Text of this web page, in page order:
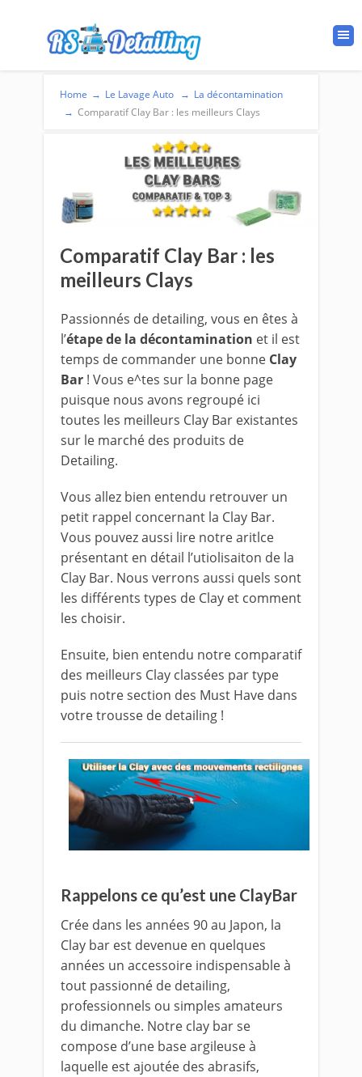
Home → Le Lavage Auto → La décontamination
→ Comparatif Clay Bar : les meilleurs Clays
Comparatif Clay Bar : les
meilleurs Clays
Passionnés de detailing, vous en êtes à
l’étape de la décontamination et il est
temps de commander une bonne Clay
Bar ! Vous e^tes sur la bonne page
puisque nous avons regroupé ici
toutes les meilleurs Clay Bar existantes
sur le marché des produits de
Detailing.
Vous allez bien entendu retrouver un
petit rappel concernant la Clay Bar.
Vous pouvez aussi lire notre aritlce
présentant en détail l’utiolisaiton de la
Clay Bar. Nous verrons aussi quels sont
les différents types de Clay et comment
les choisir.
Ensuite, bien entendu notre comparatif
des meilleurs Clay classées par type
puis notre section des Must Have dans
votre trousse de detailing !
Rappelons ce qu’est une ClayBar
Crée dans les années 90 au Japon, la
Clay bar est devenue en quelques
années un accessoire indispensable à
tout passionné de detailing,
professionnels ou simples amateurs
du dimanche. Notre clay bar se
compose d’une base argileuse à
laquelle est ajoutée des abrasifs,